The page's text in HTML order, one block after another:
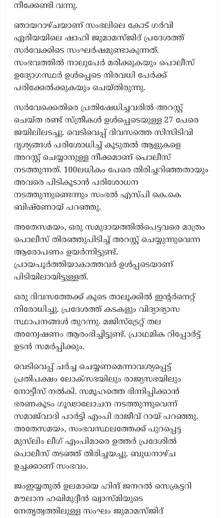
നീക്കേണ്ടി വന്നു.
ഞായറാഴ്ചയാണ് സംഭലിലെ ​കോട് ഗർവി
ഏരിയയിലെ ഷാഹി ജുമാമസ്ജിദ് പ്രദേശത്ത്
സർവേക്കിടെ സംഘർഷമുണ്ടാകുന്നത്.
സംഭവത്തിൽ നാലുപേർ മരിക്കുകയും പൊലീസ്
ഉദ്യോഗസ്ഥർ ഉൾപ്പെടെ നിരവധി പേർക്ക്
പരിക്കേൽക്കുകയും ചെയ്തിരുന്നു.
സർവേക്കെതിരെ പ്രതിഷേധിച്ചവരിൽ അറസ്റ്റ്
ചെയ്ത രണ്ട് സ്ത്രീകൾ ഉൾപ്പെടെയുള്ള 27 പേരെ
ജയിലിലടച്ചു. വെടിവെപ്പ് ദിവസത്തെ സിസിടിവി
ദൃശ്യങ്ങൾ പരിശോധിച്ച് കൂടുതൽ ആളുകളെ
അറസ്റ്റ് ചെയ്യാനുള്ള നീക്കമാണ് പൊലീസ്
നടത്തുന്നത്. 100ലധികം പേരെ തിരിച്ചറിഞ്ഞതായും
അവരെ പിടികൂടാൻ പരിശോധന
നടത്തുന്നുണ്ടെന്നും സംഭൽ എസ്പി കെ.കെ
ബിഷ്‌ണോയ് പറഞ്ഞു.
അതേസമയം, ഒരു സമുദായത്തിൽപെട്ടവരെ മാത്രം
പൊലീസ് തിരഞ്ഞുപിടിച്ച് അറസ്റ്റ് ചെയ്യുന്നുവെന്ന
ആരോപണം ഉയർന്നിട്ടുണ്ട്.
പ്രായപൂർത്തിയാകാത്തവർ ഉൾപ്പടെയാണ്
പിടിയിലായിട്ടുള്ളത്.
ഒരു ദിവസത്തേക്ക് കൂടെ താലൂക്കിൽ ഇന്റർനെറ്റ്‌
നിരോധിച്ചു. പ്രദേശത്ത് കടകളും വിദ്യാഭ്യാസ
സ്ഥാപനങ്ങൾ തുറന്നു. മജിസ്ട്രേറ്റ് തല
അന്വേഷണം ആരംഭിച്ചിട്ടുണ്ട്. പ്രാഥമിക റിപ്പോർട്ട്
ഉടൻ സമർപ്പിക്കും.
വെടിവെപ്പ് ചർച്ച ചെയ്യണമെന്നാവശ്യപ്പെട്ട്
പ്രതിപക്ഷം ലോക്സഭയിലും രാജ്യസഭയിലും
നോട്ടീസ് നൽകി. സമൂഹത്തെ ഭിന്നിപ്പിക്കാൻ
ഭരണകൂടം ഗൂഢാലോചന നടത്തുന്നുവെന്ന്
സമാജ്‌വാദി പാർട്ടി എംപി രാജീവ് റായ് പറഞ്ഞു.
അതേസമയം, സംഭവസ്ഥലത്തേക്ക് പുറപ്പെട്ട
മുസ്‍ലിം ലീഗ് എംപിമാരെ ഉത്തർ പ്രദേശിൽ
പൊലീസ് തടഞ്ഞ് തിരിച്ചയച്ചു. ബുധനാഴ്ച
ഉച്ചക്കാണ് സംഭവം.
ജംഇയ്യതുൽ ഉലമായെ ഹിന്ദ് ജനറൽ സെക്രട്ടറി
മൗലാന ഹഖിമുദ്ദീൻ ഖ്വാസ്മിയുടെ
നേതൃത്വത്തിലുള്ള സംഘം ജുമാമസ്ജിദ്